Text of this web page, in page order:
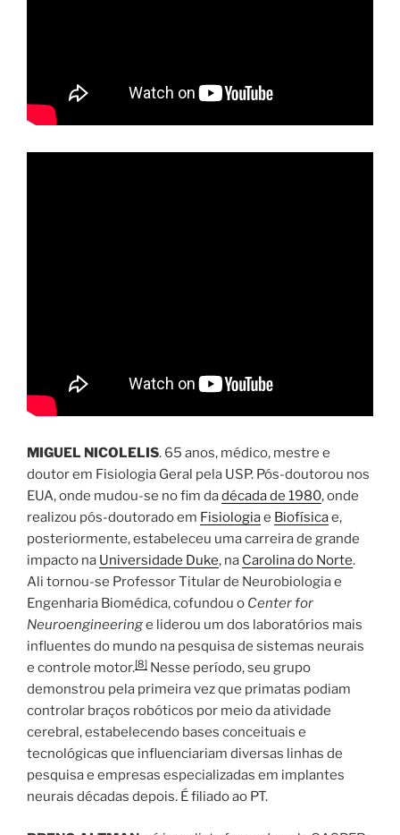
MIGUEL NICOLELIS. 65 anos, médico, mestre e
doutor em Fisiologia Geral pela USP. Pós-doutorou nos
EUA, onde mudou-se no fim dadécada de 1980, onde
realizou pós-doutorado em Fisiologiae Biofísicae,
posteriormente, estabeleceu uma carreira de grande
impacto na Universidade Duke, na Carolina do Norte.
Ali tornou-se Professor Titular de Neurobiologia e
Engenharia Biomédica, cofundou o Center for
Neuroengineeringe liderou um dos laboratórios mais
influentes do mundo na pesquisa de sistemas neurais
e controle motor.[8] Nesse período, seu grupo
demonstrou pela primeira vez que primatas podiam
controlar braços robóticos por meio da atividade
cerebral, estabelecendo bases conceituais e
tecnológicas que influenciariam diversas linhas de
pesquisa e empresas especializadas em implantes
neurais décadas depois. É filiado ao PT.